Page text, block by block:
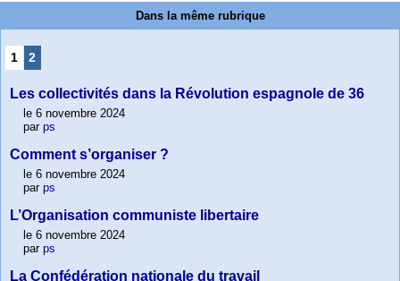
Dans la même rubrique
1 2
Les collectivités dans la Révolution espagnole de 36
le 6 novembre 2024
par ps
Comment s’organiser ?
le 6 novembre 2024
par ps
L’Organisation communiste libertaire
le 6 novembre 2024
par ps
La Confédération nationale du travail